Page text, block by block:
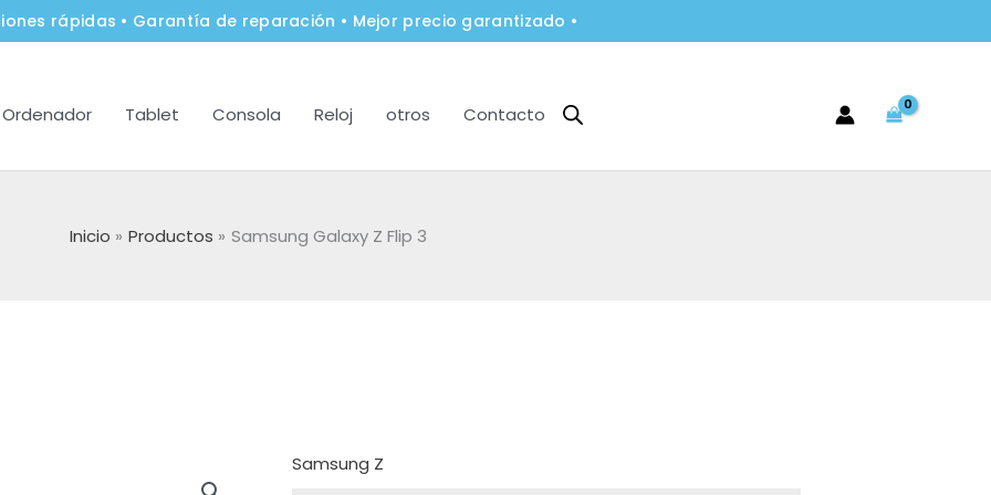
rápidas • Garantía de reparación • Mejor precio garantizado •
Ordenador Tablet Consola Reloj otros Contacto
Inicio Productos Samsung Galaxy Z Flip 3
Samsung Z